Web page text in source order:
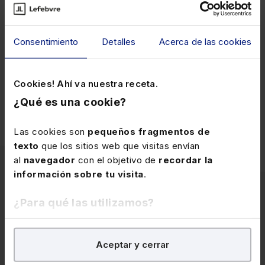
Consentimiento Detalles Acerca de las cookies
Cookies! Ahí va nuestra receta.
¿Qué es una cookie?
Las cookies son pequeños fragmentos de
texto que los sitios web que visitas envían
al navegador con el objetivo de recordar la
información sobre tu visita.
¿Para qué las utilizamos?
En Lefebvre utilizamos las cookies confines
para tratar demejorar tu experiencia
nuestra página web. También con fines publicitarios,
Aceptar y cerrar
Todo el equipo de la fundación, personas que han
desempeñado altos cargos en el mundo de la Banca, la
Consultoría, etcétera, trabajan para la fundación de
manera totalmente altruista, y el 100% de los ingresos
colaborando con la fundación que actualmente cuenta
con 59 estudiantes desde el inicio del curso 2021-2022.
Artículos
relacionados